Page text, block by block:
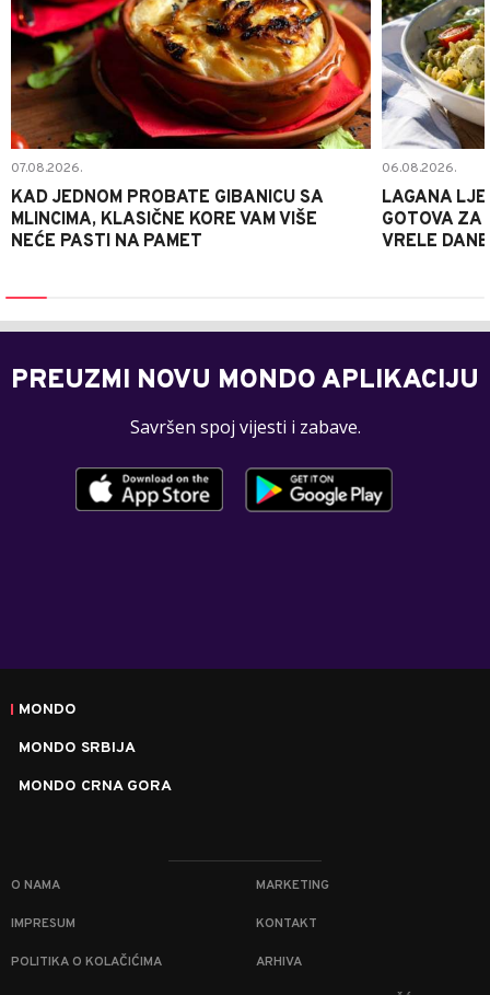
07.08.2026.
KAD JEDNOM PROBATE GIBANICU SA
MLINCIMA, KLASIČNE KORE VAM VIŠE
NEĆE PASTI NA PAMET
06.08.2026.
LAGANA
GOTOVA ZA
VRELE DANE
PREUZMI NOVU MONDO APLIKACIJU
Savršen spoj vijesti i zabave.
MONDO
MONDO SRBIJA
MONDO CRNA GORA
O NAMA MARKETING
IMPRESUM KONTAKT
POLITIKA O KOLAČIĆIMA ARHIVA